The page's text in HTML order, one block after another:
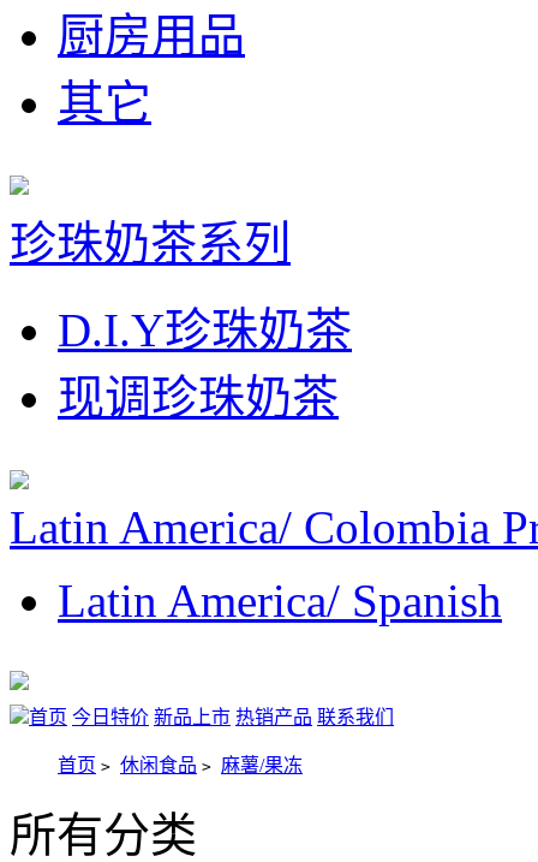
厨房用品
其它
珍珠奶茶系列
D.I.Y珍珠奶茶
现调珍珠奶茶
Latin America/ Colombia
Latin America/ Spanish
首页 今日特价 新品上市 热销产品 联系我们
首页 > 休闲食品 > 麻薯/果冻
所有分类